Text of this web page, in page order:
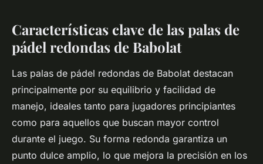
Características clave de las palas de
pádel redondas de Babolat
Las palas de pádel redondas de Babolat destacan
principalmente por su equilibrio y facilidad de
manejo, ideales tanto para jugadores principiantes
como para aquellos que buscan mayor control
durante el juego. Su forma redonda garantiza un
punto dulce amplio, lo que mejora la precisión en los